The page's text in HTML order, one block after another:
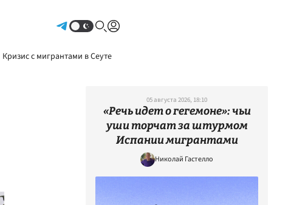
Кризис с мигрантами в Сеуте
05 августа 2026, 18:10
«Речь идет о гегемоне»: чьи
уши торчат за штурмом
Испании мигрантами
Николай Гастелло